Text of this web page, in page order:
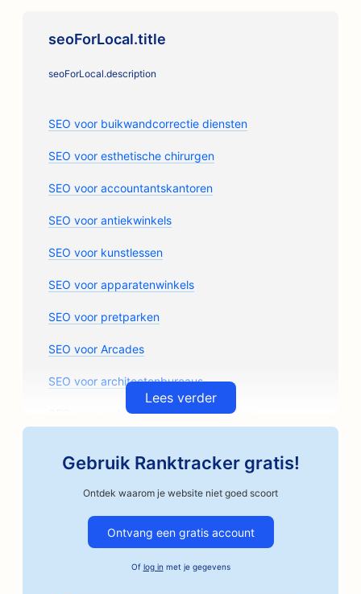
seoForLocal.title
seoForLocal.description
SEO voor buikwandcorrectie diensten
SEO voor esthetische chirurgen
SEO voor accountantskantoren
SEO voor antiekwinkels
SEO voor kunstlessen
SEO voor apparatenwinkels
SEO voor pretparken
SEO voor Arcades
SEO voor architectenbureaus
SEO voor ambachtelijke koffiebranders
SEO voor autobedrijven
SEO voor borgtochtdiensten
Lees verder
Gebruik Ranktracker gratis!
Ontdek waarom je website niet goed scoort
Ontvang een gratis account
Of log in met je gegevens